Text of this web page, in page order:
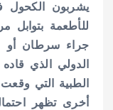
يشربون
للأطعمة بتوابل
جراء سرطان
الدولي الذي
الطبية التي
أخرى تظهر